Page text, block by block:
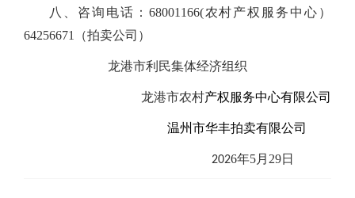
八、咨询电话：68001166(农村产权服务中心）
64256671（拍卖公司）
龙港市利民集体经济组织
龙港市农村产权服务中心有限公司
温州市华丰拍卖有限公司
2026年5月 29日